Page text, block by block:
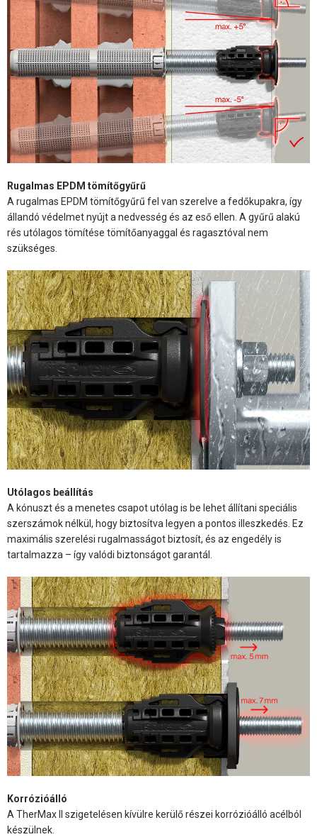
Rugalmas EPDM tömítőgyűrű
A rugalmas EPDM tömítőgyűrű fel van szerelve a fedőkupakra, így
állandó védelmet nyújt a nedvesség és az eső ellen. A gyűrű alakú
rés utólagos tömítése tömítőanyaggal és ragasztóval nem
szükséges.
Utólagos beállítás
A kónuszt és a menetes csapot utólag is be lehet állítani speciális
szerszámok nélkül, hogy biztosítva legyen a pontos illeszkedés. Ez
maximális szerelési rugalmasságot biztosít, és az engedély is
tartalmazza – így valódi biztonságot garantál.
Korrózióálló
A TherMax II szigetelésen kívülre kerülő részei korrózióálló acélból
készülnek.